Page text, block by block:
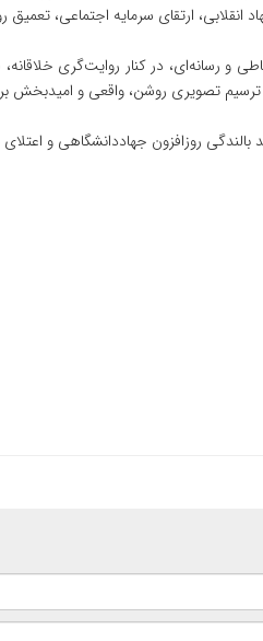
انقلابی، ارتقای سرمایه اجتماعی،
و رسانه‌ای، در کنار روایت‌گری
تصویری روشن، واقعی و امیدبخش
روزافزون جهاددانشگاهی و